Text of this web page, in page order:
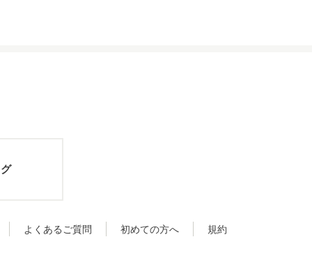
よくあるご質問 初めての方へ 規約